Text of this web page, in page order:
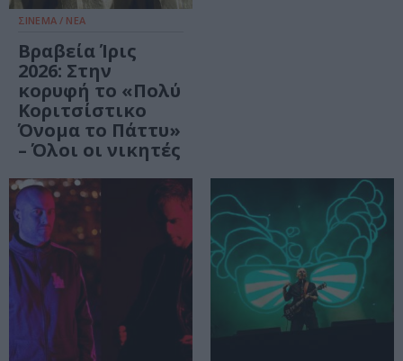
ΣΙΝΕΜΑ / ΝΕΑ
Βραβεία Ίρις
2026: Στην
κορυφή το «Πολύ
Κοριτσίστικο
Όνομα το Πάττυ»
– Όλοι οι νικητές